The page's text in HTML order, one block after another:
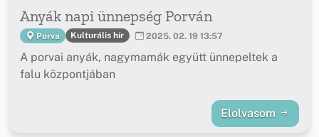
Anyák napi ünnepség Porván
Porva Kulturális hír 2025. 02. 19 13:57
A porvai anyák, nagymamák együtt ünnepeltek a
falu központjában
Elolvasom